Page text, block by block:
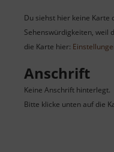
Du siehst hier keine Karte
Sehenswürdigkeiten, weil
die Karte hier:
Anschrift
Keine Anschrift hinterlegt.
Bitte klicke unten auf die